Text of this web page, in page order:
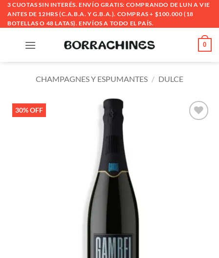
Saltar
contenido
3 CUOTAS SIN INTERÉS. ENVÍO GRATIS: COMPRANDO DE LUN A VIE
ANTES DE 12HRS (C.A.B.A. Y G.B.A.). COMPRAS + $100.000 (18
BOTELLAS O 48 LATAS). ENVÍOS A TODO EL PAÍS.
0
CHAMPAGNES Y ESPUMANTES / DULCE
30% OFF